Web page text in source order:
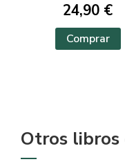
24,90 €
Comprar
Otros